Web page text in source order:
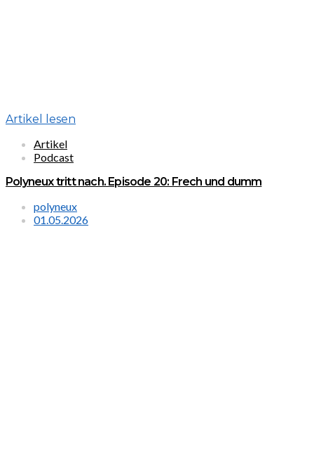
Artikel lesen
Artikel
Podcast
Polyneux tritt nach. Episode 20: Frech und dumm
polyneux
01.05.2026